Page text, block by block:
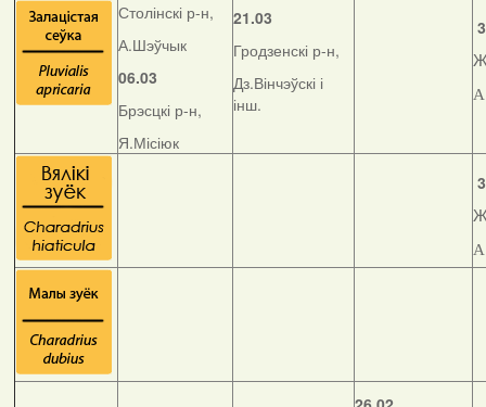
Столінскі р-н,
А.Шэўчык
06.03
Брэсцкі р-н,
Я.Місіюк
21.03
Гродзенскі р-н,
Дз.Вінчэўскі і
інш.